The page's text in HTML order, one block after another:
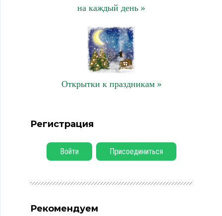
на каждый день »
Открытки к праздникам »
Регистрация
Войти Присоединиться
Рекомендуем